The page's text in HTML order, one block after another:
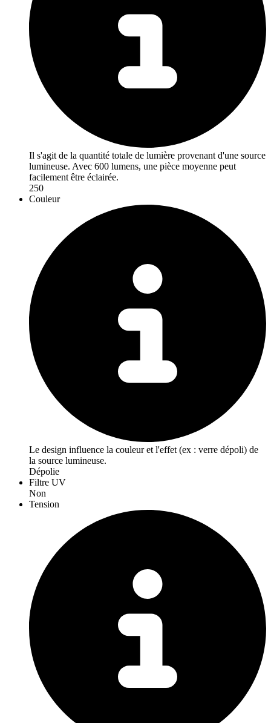
Il s'agit de la quantité totale de lumière provenant d'une source
lumineuse. Avec 600 lumens, une pièce moyenne peut
facilement être éclairée.
250
Couleur
Le design influence la couleur et l'effet (ex : verre dépoli) de
la source lumineuse.
Dépolie
Filtre UV
Non
Tension